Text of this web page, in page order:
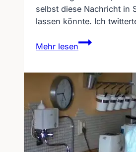
selbst diese Nachricht in
lassen könnte. Ich
Mehr lesen
Gehörlose
bekommt
auf